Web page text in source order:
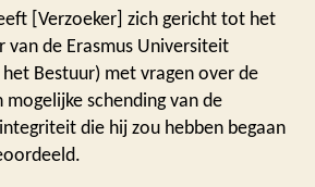
[Verzoeker] zich gericht tot het
van de Erasmus Universiteit
Bestuur) met vragen over de
schending van de
die hij zou hebben begaan